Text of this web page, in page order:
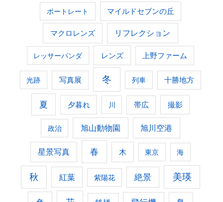
ポートレート マイルドセブンの丘
マクロレンズ リフレクション
レッサーパンダ レンズ 上野ファーム
光跡 写真展 冬 列車 十勝地方
夏 夕暮れ 川 帯広 撮影
政治 旭山動物園 旭川空港
星景写真 春 木 東京 海
秋 紅葉 紫陽花 絶景 美瑛